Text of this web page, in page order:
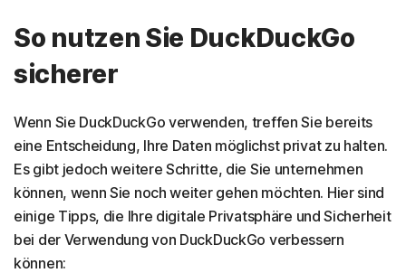
So nutzen Sie DuckDuckGo
sicherer
Wenn Sie DuckDuckGo verwenden, treffen Sie bereits
eine Entscheidung, Ihre Daten möglichst privat zu halten.
Es gibt jedoch weitere Schritte, die Sie unternehmen
können, wenn Sie noch weiter gehen möchten. Hier sind
einige Tipps, die Ihre digitale Privatsphäre und Sicherheit
bei der Verwendung von DuckDuckGo verbessern
können: